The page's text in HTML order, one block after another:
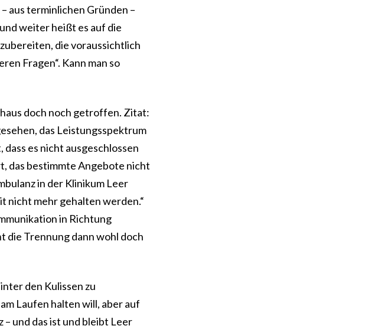
aus terminlichen Gründen –
weiter heißt es auf die
die voraussichtlich
Fragen“. Kann man so
doch noch getroffen. Zitat:
das Leistungsspektrum
es nicht ausgeschlossen
das bestimmte Angebote nicht
in der Klinikum Leer
nicht mehr gehalten werden.“
in Richtung
die Trennung dann wohl doch
den Kulissen zu
Laufen halten will, aber auf
und das ist und bleibt Leer